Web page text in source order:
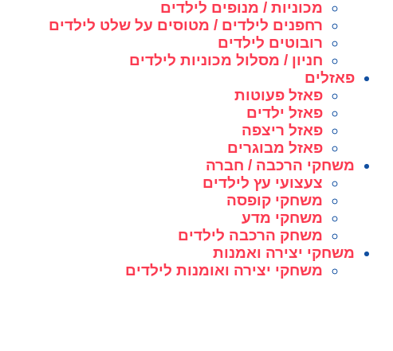
מכוניות / מנופים לילדים
רחפנים לילדים / מטוסים על שלט לילדים
רובוטים לילדים
חניון / מסלול מכוניות לילדים
פאזלים
פאזל פעוטות
פאזל ילדים
פאזל ריצפה
פאזל מבוגרים
משחקי הרכבה / חברה
צעצועי עץ לילדים
משחקי קופסה
משחקי מדע
משחק הרכבה לילדים
משחקי יצירה ואמנות
משחקי יצירה ואומנות לילדים